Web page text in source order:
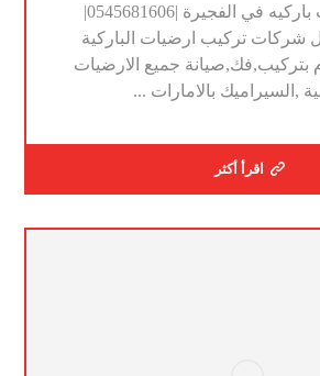
شركة تركيب باركيه في الفجيرة |0545681606|
شركات تركيب ارضيات الباركية
بتركيب,فك,صيانة جميع الارضيات
,السيراميك بالامارات ...
اقرأ أكثر